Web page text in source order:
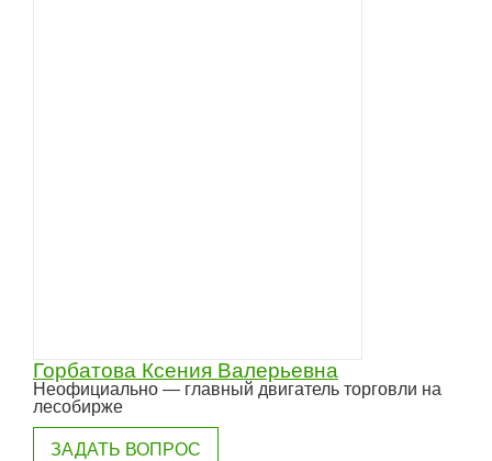
Горбатова Ксения Валерьевна
Неофициально — главный двигатель торговли на
лесобирже
ЗАДАТЬ ВОПРОС